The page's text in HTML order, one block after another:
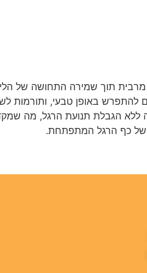
מרבית תוך שמירה התחושה של
באופן טבעי, ותורמות
ללא הגבלת תנועת הרגל, מה
של כף הרגל המתפתחת.